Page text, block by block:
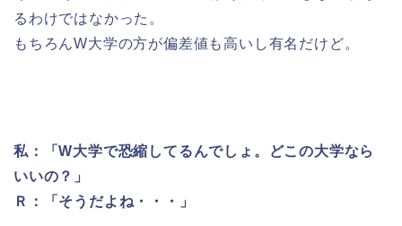
るわけではなかった。
もちろんW大学の方が偏差値も高いし有名だけど。
私：「W大学で恐縮してるんでしょ。どこの大学なら
いいの？」
Ｒ：「そうだよね・・・」